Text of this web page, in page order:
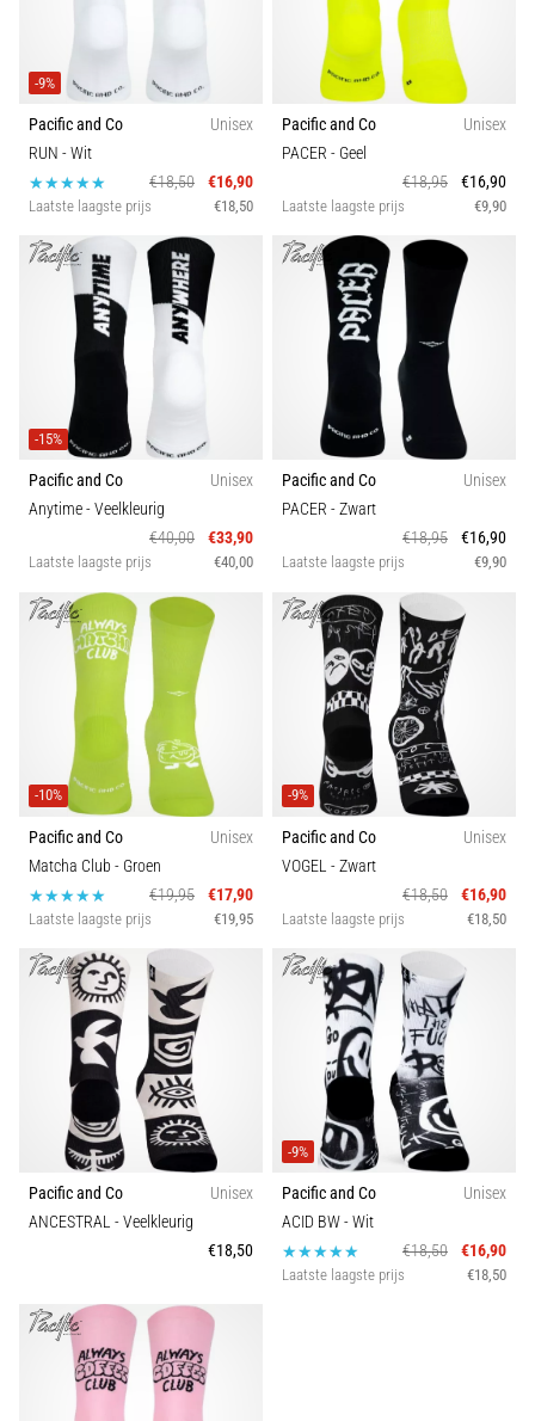
Behandeling
en
Preventie
Hardlopersknie,
ook
wel
als
iliotibiale
bandsyndroom
zeer
veelvoorkomend
gezondheidsprobleem…
6. 8. 2026
7 min. lezen
Hardloopschoenen
demping
zijn
TOP-
modellen
van
hardloopschoenen
met
meer
demping?
Ontdek
schoenen
demping
de
weg
Toon
alle
-9%
Pacific and Co
Unisex
RUN - Wit
€18,50
€16,90
Laatste laagste prijs €18,50
Pacific and Co
Unisex
PACER - Geel
€18,95
€16,90
Laatste laagste prijs €9,90
-15%
Pacific and Co
Unisex
Anytime- Veelkleurig
€40,00
€33,90
Laatste laagste prijs €40,00
Pacific and Co
Unisex
PACER - Zwart
€18,95
€16,90
Laatste laagste prijs €9,90
-10%
Pacific and Co
Unisex
Matcha Club - Groen
€19,95
€17,90
Laatste laagste prijs €19,95
-9%
Pacific and Co
Unisex
VOGEL - Zwart
€18,50
€16,90
Laatste laagste prijs €18,50
Pacific and Co
Unisex
ANCESTRAL - Veelkleurig
€18,50
-9%
Pacific and Co
Unisex
ACID BW- Wit
€18,50
€16,90
Laatste laagste prijs €18,50